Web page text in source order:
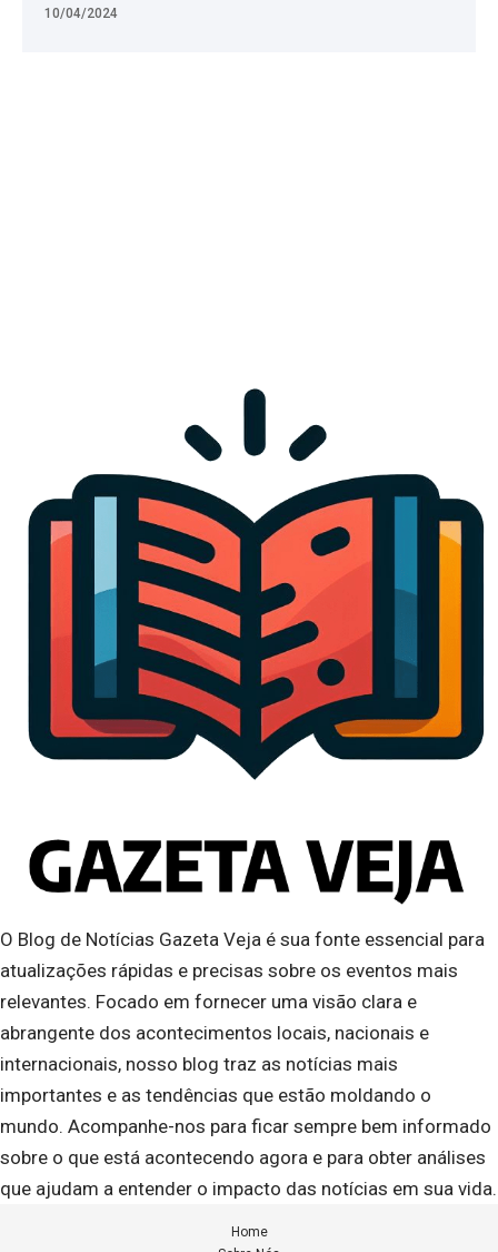
10/04/2024
O Blog de Notícias Gazeta Veja é sua fonte essencial para
atualizações rápidas e precisas sobre os eventos mais
relevantes. Focado em fornecer uma visão clara e
abrangente dos acontecimentos locais, nacionais e
internacionais, nosso blog traz as notícias mais
importantes e as tendências que estão moldando o
mundo. Acompanhe-nos para ficar sempre bem informado
sobre o que está acontecendo agora e para obter análises
que ajudam a entender o impacto das notícias em sua vida.
Home